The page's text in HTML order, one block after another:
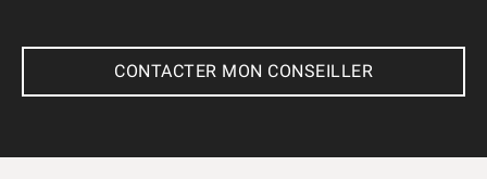
CONTACTER MON CONSEILLER